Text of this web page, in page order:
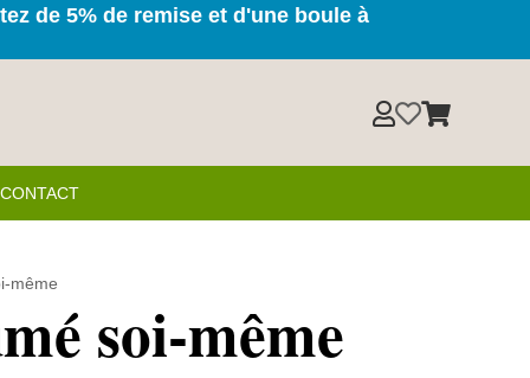
de 5% de remise et d'une boule à

même
soi-même